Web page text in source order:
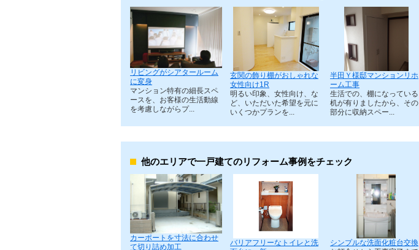
リビングがシアタールーム
に変身
マンション特有の細長スペ
ースを、お客様の生活動線
を考慮しながらプ...
玄関の飾り棚がおしゃれな
女性向け1R
明るい印象、女性向け、な
ど、いただいた希望を元に
いくつかプランを...
半田Ｙ様邸マンションリホ
ーム工事
生活での、棚になっている
机が有りましたから、その
部分に収納スペー...
他のエリアで一戸建てのリフォーム事例をチェック
カーポートを寸法に合わせ
て切り詰め加工
バリアフリーなトイレと洗
シンプルな洗面化粧台交換